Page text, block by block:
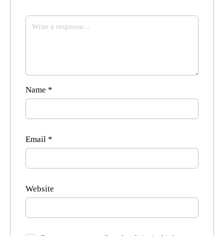
Name *
Email *
Website